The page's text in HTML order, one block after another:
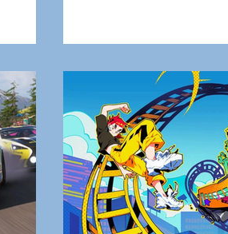
di
ha coinvolto la
all'aeroporto di Roma
nonostante la compagnia
autorizzato da mesi il tr